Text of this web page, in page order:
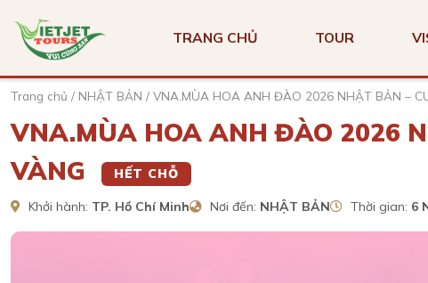
TRANG CHỦ TOUR
Trang chủ / NHẬT BẢN / VNA.MÙA HOA ANH ĐÀO 2026 NHẬT BẢN –
VNA.MÙA HOA ANH ĐÀO 2026
VÀNG
HẾT CHỖ
Khởi hành: TP. Hồ Chí Minh Nơi đến: NHẬT BẢN Thời gian: 6